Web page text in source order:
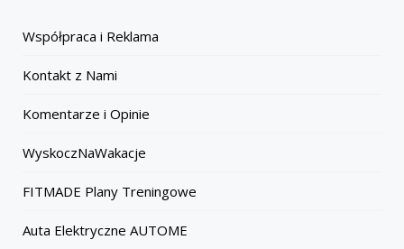
Współpraca i Reklama
Kontakt z Nami
Komentarze i Opinie
WyskoczNaWakacje
FITMADE Plany Treningowe
Auta Elektryczne AUTOME